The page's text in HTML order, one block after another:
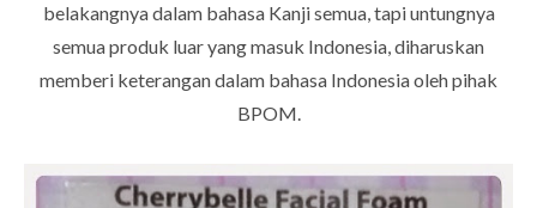
belakangnya dalam bahasa Kanji semua, tapi untungnya
semua produk luar yang masuk Indonesia, diharuskan
memberi keterangan dalam bahasa Indonesia oleh pihak
BPOM.